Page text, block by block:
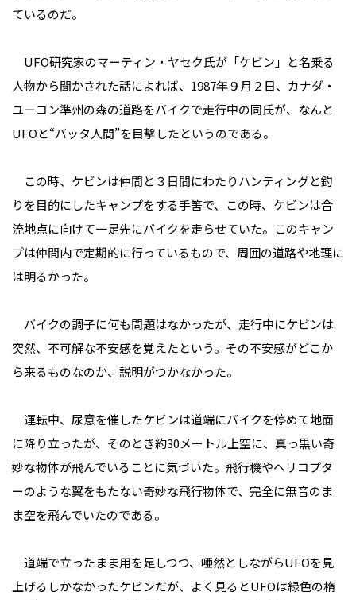
ているのだ。
UFO研究家のマーティン・ヤセク氏が「ケビン」と名乗る
人物から聞かされた話によれば、1987年９月２日、カナダ・
ユーコン準州の森の道路をバイクで走行中の同氏が、なんと
UFOと“バッタ人間”を目撃したというのである。
この時、ケビンは仲間と３日間にわたりハンティングと釣
りを目的にしたキャンプをする手筈で、この時、ケビンは合
流地点に向けて一足先にバイクを走らせていた。このキャン
プは仲間内で定期的に行っているもので、周囲の道路や地理に
は明るかった。
バイクの調子に何も問題はなかったが、走行中にケビンは
突然、不可解な不安感を覚えたという。その不安感がどこか
ら来るものなのか、説明がつかなかった。
運転中、尿意を催したケビンは道端にバイクを停めて地面
に降り立ったが、そのとき約30メートル上空に、真っ黒い奇
妙な物体が飛んでいることに気づいた。飛行機やヘリコプタ
ーのような翼をもたない奇妙な飛行物体で、完全に無音のま
ま空を飛んでいたのである。
道端で立ったまま用を足しつつ、唖然としながらUFOを見
上げるしかなかったケビンだが、よく見るとUFOは緑色の楕